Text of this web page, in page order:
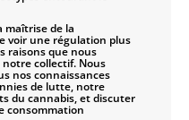
maîtrise de la
voir une régulation plus
raisons que nous
collectif. Nous
nos connaissances
de lutte, notre
du cannabis, et discuter
consommation